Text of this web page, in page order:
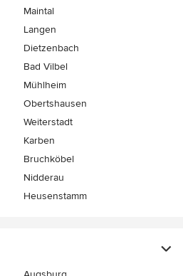
Maintal
Langen
Dietzenbach
Bad Vilbel
Mühlheim
Obertshausen
Weiterstadt
Karben
Bruchköbel
Nidderau
Heusenstamm